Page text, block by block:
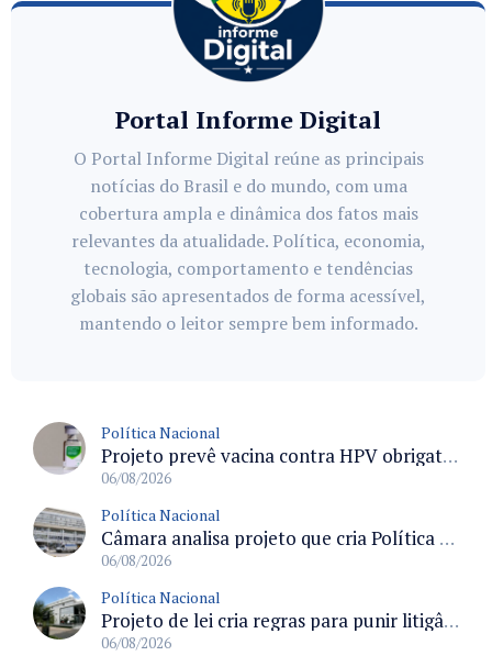
Portal Informe Digital
O Portal Informe Digital reúne as principais
notícias do Brasil e do mundo, com uma
cobertura ampla e dinâmica dos fatos mais
relevantes da atualidade. Política, economia,
tecnologia, comportamento e tendências
globais são apresentados de forma acessível,
mantendo o leitor sempre bem informado.
Política Nacional
Projeto prevê vacina contra HPV obrigatória e testes moleculares para rastreamento do câncer do colo do útero
06/08/2026
Política Nacional
Câmara analisa projeto que cria Política Nacional de Qualificação e Valorização da Preceptoria na Residência Médica
06/08/2026
Política Nacional
Projeto de lei cria regras para punir litigância abusiva reversa e integrar sistemas do Judiciário
06/08/2026